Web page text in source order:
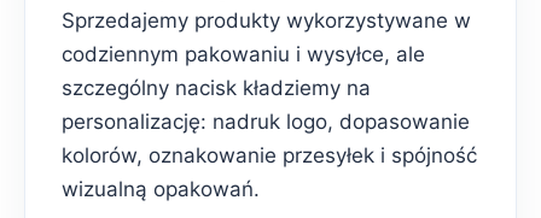
Sprzedajemy produkty wykorzystywane w
codziennym pakowaniu i wysyłce, ale
szczególny nacisk kładziemy na
personalizację: nadruk logo, dopasowanie
kolorów, oznakowanie przesyłek i spójność
wizualną opakowań.